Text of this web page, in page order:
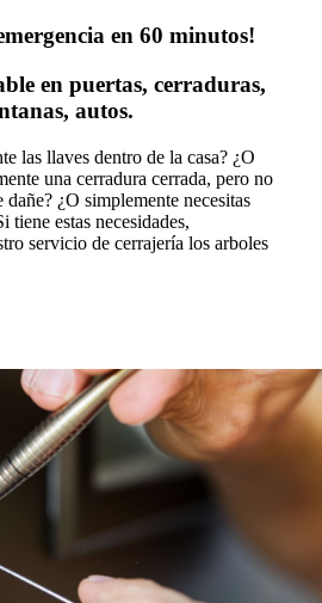
en 60 minutos!
en puertas, cerraduras,
autos.
las llaves dentro de la casa? ¿O
una cerradura cerrada, pero no
dañe? ¿O simplemente necesitas
tiene estas necesidades,
servicio de cerrajería los arboles